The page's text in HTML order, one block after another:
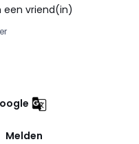
een vriend(in)
Melden